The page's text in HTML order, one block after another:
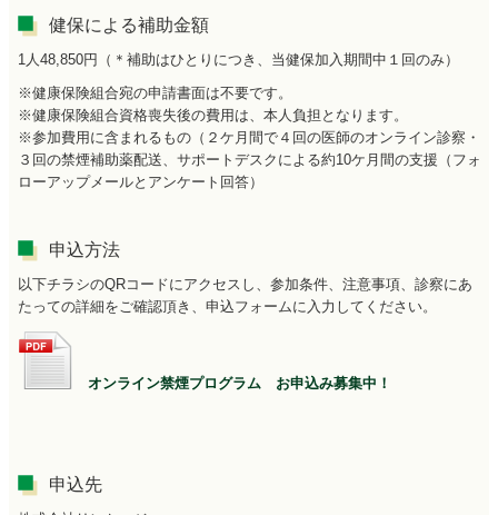
健保による補助金額
1人48,850円（＊補助はひとりにつき、当健保加入期間中１回のみ）
※健康保険組合宛の申請書面は不要です。
※健康保険組合資格喪失後の費用は、本人負担となります。
※参加費用に含まれるもの（２ケ月間で４回の医師のオンライン診察・
３回の禁煙補助薬配送、サポートデスクによる約10ケ月間の支援（フォ
ローアップメールとアンケート回答）
申込方法
以下チラシのQRコードにアクセスし、参加条件、注意事項、診察にあ
たっての詳細をご確認頂き、申込フォームに入力してください。
オンライン禁煙プログラム お申込み募集中！
申込先